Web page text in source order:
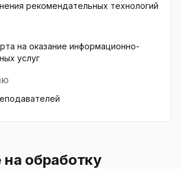
рекомендательных технологий
на оказание информационно-
услуг
на обработку